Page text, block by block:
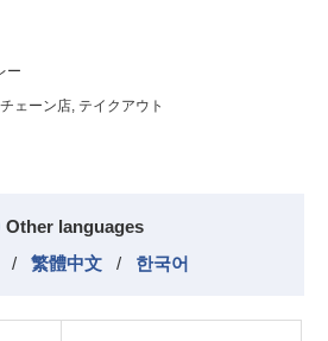
ー
チェーン店, テイクアウト
Other languages
/ 繁體中文 / 한국어